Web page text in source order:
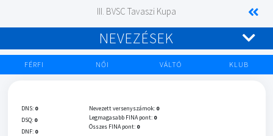
III. BVSC Tavaszi Kupa
NEVEZÉSEK
FÉRFI NŐI VÁLTÓ KLUB
DNS: 0
DSQ: 0
DNF: 0
Nevezett versenyszámok: 0
Legmagasabb FINA pont: 0
Összes FINA pont: 0